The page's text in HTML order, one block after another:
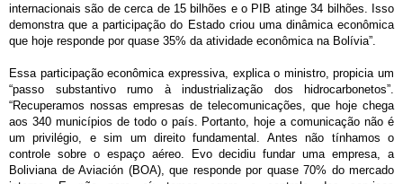
internacionais são de cerca de 15 bilhões e o PIB atinge 34 bilhões. Isso
demonstra que a participação do Estado criou uma dinâmica econômica
que hoje responde por quase 35% da atividade econômica na Bolívia”.
Essa participação econômica expressiva, explica o ministro, propicia um
“passo substantivo rumo à industrialização dos hidrocarbonetos”.
“Recuperamos nossas empresas de telecomunicações, que hoje chega
aos 340 municípios de todo o país. Portanto, hoje a comunicação não é
um privilégio, e sim um direito fundamental. Antes não tínhamos o
controle sobre o espaço aéreo. Evo decidiu fundar uma empresa, a
Boliviana de Aviación (BOA), que responde por quase 70% do mercado